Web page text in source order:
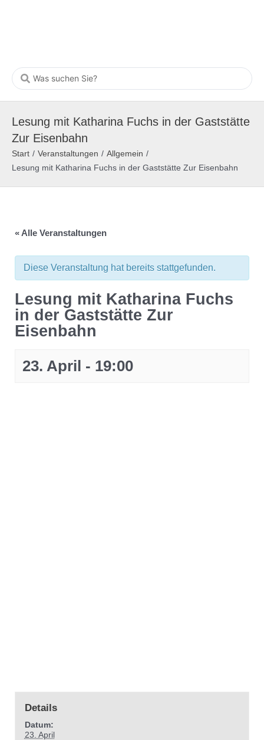
Lesung mit Katharina Fuchs in der Gaststätte
Zur Eisenbahn
Start / Veranstaltungen / Allgemein /
Lesung mit Katharina Fuchs in der Gaststätte Zur Eisenbahn
« Alle Veranstaltungen
Diese Veranstaltung hat bereits stattgefunden.
Lesung mit Katharina Fuchs
in der Gaststätte Zur
Eisenbahn
23. April - 19:00
Details
Datum:
23. April